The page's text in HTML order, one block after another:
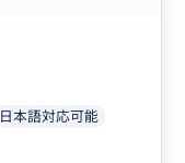
日本語対応可能